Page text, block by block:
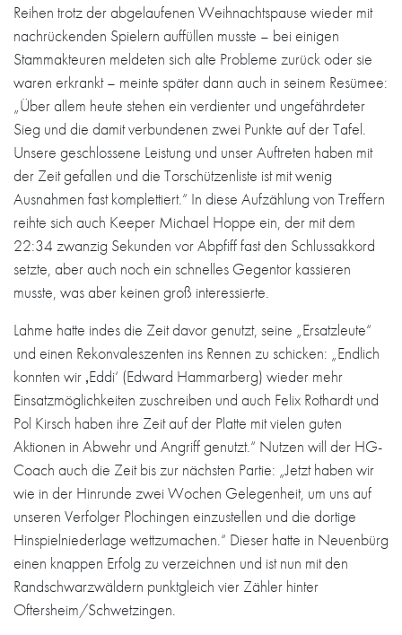
Reihen trotz der abgelaufenen Weihnachtspause wieder mit
nachrückenden Spielern auffüllen musste – bei einigen
Stammakteuren meldeten sich alte Probleme zurück oder sie
waren erkrankt – meinte später dann auch in seinem Resümee:
„Über allem heute stehen ein verdienter und ungefährdeter
Sieg und die damit verbundenen zwei Punkte auf der Tafel.
Unsere geschlossene Leistung und unser Auftreten haben mit
der Zeit gefallen und die Torschützenliste ist mit wenig
Ausnahmen fast komplettiert.“ In diese Aufzählung von Treffern
reihte sich auch Keeper Michael Hoppe ein, der mit dem
22:34 zwanzig Sekunden vor Abpfiff fast den Schlussakkord
setzte, aber auch noch ein schnelles Gegentor kassieren
musste, was aber keinen groß interessierte.
Lahme hatte indes die Zeit davor genutzt, seine „Ersatzleute“
und einen Rekonvaleszenten ins Rennen zu schicken: „Endlich
konnten wir ‚Eddi‘ (Edward Hammarberg) wieder mehr
Einsatzmöglichkeiten zuschreiben und auch Felix Rothardt und
Pol Kirsch haben ihre Zeit auf der Platte mit vielen guten
Aktionen in Abwehr und Angriff genutzt.“ Nutzen will der HG-
Coach auch die Zeit bis zur nächsten Partie: „Jetzt haben wir
wie in der Hinrunde zwei Wochen Gelegenheit, um uns auf
unseren Verfolger Plochingen einzustellen und die dortige
Hinspielniederlage wettzumachen.“ Dieser hatte in Neuenbürg
einen knappen Erfolg zu verzeichnen und ist nun mit den
Randschwarzwäldern punktgleich vier Zähler hinter
Oftersheim/Schwetzingen.